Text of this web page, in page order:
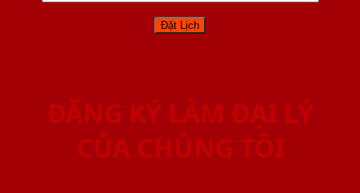
ĐĂNG KÝ LÀM ĐẠI LÝ
CỦA CHÚNG TÔI